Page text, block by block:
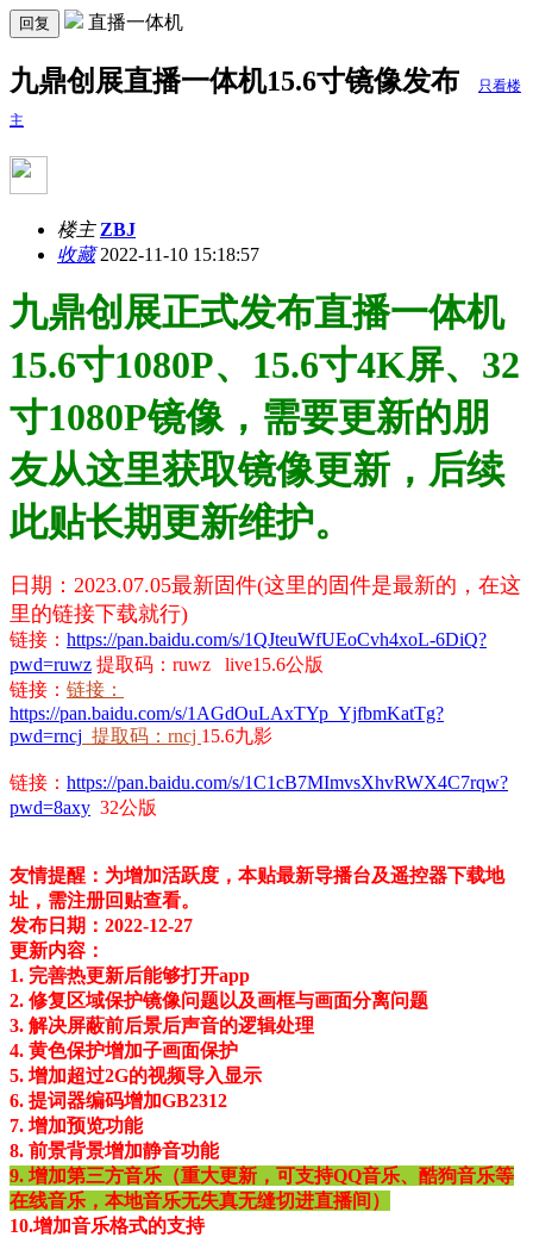
回复 直播一体机
九鼎创展直播一体机15.6寸镜像发布 只看楼
主
楼主 ZBJ
收藏2022-11-10 15:18:57
九鼎创展正式发布直播一体机
15.6寸1080P、15.6寸4K屏、32
寸1080P镜像，需要更新的朋
友从这里获取镜像更新，后续
此贴长期更新维护。
日期：2023.07.05最新固件(这里的固件是最新的，在这
里的链接下载就行)
链接： https://pan.baidu.com/s/1QJteuWfUEoCvh4xoL-6DiQ?
pwd=ruwz 提取码：ruwz live15.6公版
链接： 链接：
https://pan.baidu.com/s/1AGdOuLAxTYp_YjfbmKatTg?
pwd=rncj 提取码：rncj 15.6九影
链接： https://pan.baidu.com/s/1C1cB7MImvsXhvRWX4C7rqw?
pwd=8axy 32公版
友情提醒：为增加活跃度，本贴最新导播台及遥控器下载地
址，需注册回贴查看。
发布日期：2022-12-27
更新内容：
1. 完善热更新后能够打开app
2. 修复区域保护镜像问题以及画框与画面分离问题
3. 解决屏蔽前后景后声音的逻辑处理
4. 黄色保护增加子画面保护
5. 增加超过2G的视频导入显示
6. 提词器编码增加GB2312
7. 增加预览功能
8. 前景背景增加静音功能
9. 增加第三方音乐（重大更新，可支持QQ音乐、酷狗音乐等
在线音乐，本地音乐无失真无缝切进直播间）
10.增加音乐格式的支持